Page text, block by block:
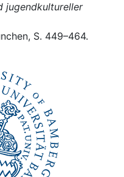
jugendkultureller
S. 449–464.